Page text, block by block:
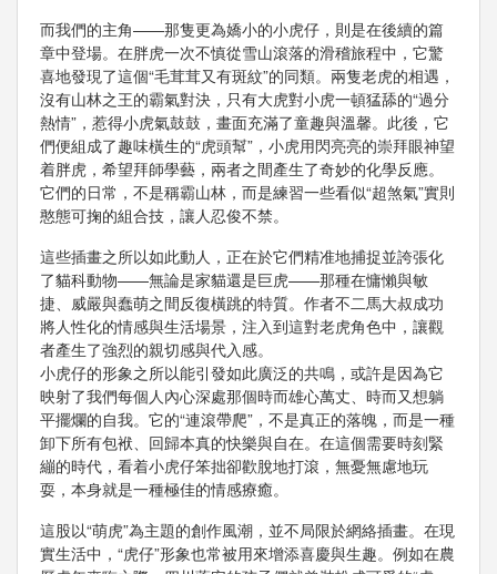
而我們的主角——那隻更為嬌小的小虎仔，則是在後續的篇
章中登場。在胖虎一次不慎從雪山滾落的滑稽旅程中，它驚
喜地發現了這個“毛茸茸又有斑紋”的同類。兩隻老虎的相遇，
沒有山林之王的霸氣對決，只有大虎對小虎一頓猛舔的“過分
熱情”，惹得小虎氣鼓鼓，畫面充滿了童趣與溫馨。此後，它
們便組成了趣味橫生的“虎頭幫”，小虎用閃亮亮的崇拜眼神望
着胖虎，希望拜師學藝，兩者之間產生了奇妙的化學反應。
它們的日常，不是稱霸山林，而是練習一些看似“超煞氣”實則
憨態可掬的組合技，讓人忍俊不禁。
這些插畫之所以如此動人，正在於它們精准地捕捉並誇張化
了貓科動物——無論是家貓還是巨虎——那種在慵懶與敏
捷、威嚴與蠢萌之間反復橫跳的特質。作者不二馬大叔成功
將人性化的情感與生活場景，注入到這對老虎角色中，讓觀
者產生了強烈的親切感與代入感。
小虎仔的形象之所以能引發如此廣泛的共鳴，或許是因為它
映射了我們每個人內心深處那個時而雄心萬丈、時而又想躺
平擺爛的自我。它的“連滾帶爬”，不是真正的落魄，而是一種
卸下所有包袱、回歸本真的快樂與自在。在這個需要時刻緊
繃的時代，看着小虎仔笨拙卻歡脫地打滾，無憂無慮地玩
耍，本身就是一種極佳的情感療癒。
這股以“萌虎”為主題的創作風潮，並不局限於網絡插畫。在現
實生活中，“虎仔”形象也常被用來增添喜慶與生趣。例如在農